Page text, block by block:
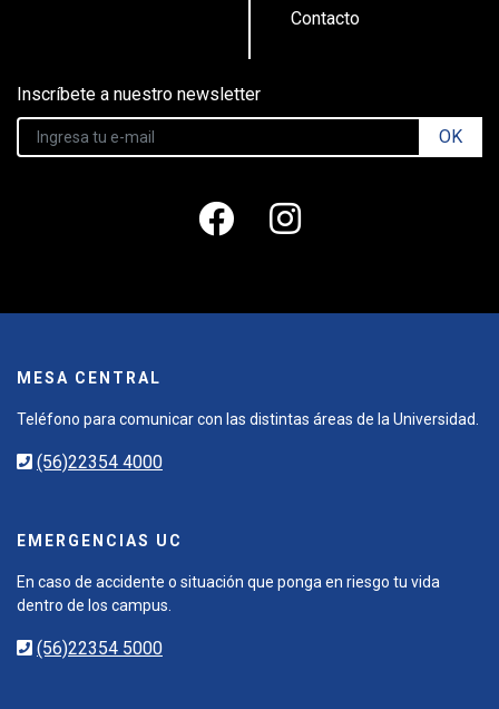
Contacto
Inscríbete a nuestro newsletter
OK
MESA CENTRAL
Teléfono para comunicar con las distintas áreas de la Universidad.
(56)22354 4000
EMERGENCIAS UC
En caso de accidente o situación que ponga en riesgo tu vida
dentro de los campus.
(56)22354 5000